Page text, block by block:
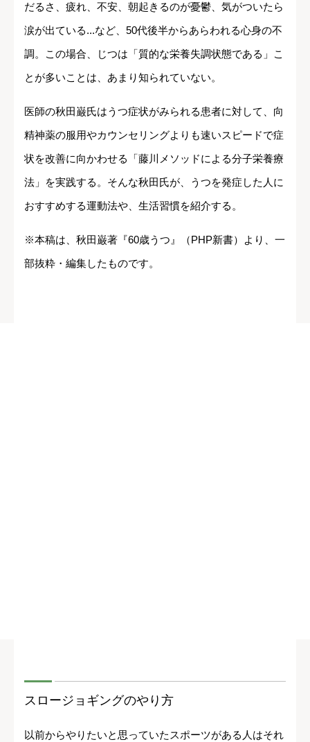
だるさ、疲れ、不安、朝起きるのが憂鬱、気がついたら
涙が出ている...など、50代後半からあらわれる心身の不
調。この場合、じつは「質的な栄養失調状態である」こ
とが多いことは、あまり知られていない。
医師の秋田巌氏はうつ症状がみられる患者に対して、向
精神薬の服用やカウンセリングよりも速いスピードで症
状を改善に向かわせる「藤川メソッドによる分子栄養療
法」を実践する。そんな秋田氏が、うつを発症した人に
おすすめする運動法や、生活習慣を紹介する。
※本稿は、秋田巌著『60歳うつ』（PHP新書）より、一
部抜粋・編集したものです。
スロージョギングのやり方
以前からやりたいと思っていたスポーツがある人はそれ